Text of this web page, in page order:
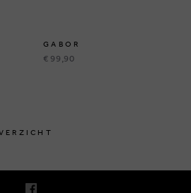
GABOR
€ 99,90